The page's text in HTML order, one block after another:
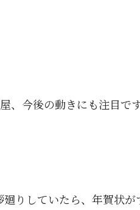
、今後の動きにも注目で
りしていたら、年賀状